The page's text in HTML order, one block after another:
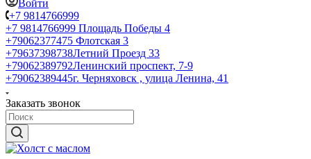
Войти
+7 9814766999
+7 9814766999 Площадь Победы 4
+79062377475 Флотская 3
+79637398738Летний Проезд 33
+79062389792Ленинский проспект, 7-9
+79062389445г. Черняховск , улица Ленина, 41
Заказать звонок